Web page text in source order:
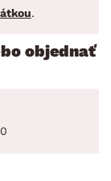
.
objednať